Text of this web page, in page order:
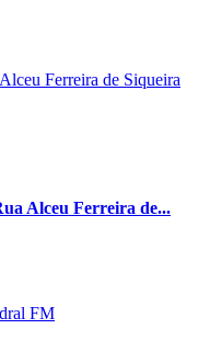
Alceu Ferreira de...